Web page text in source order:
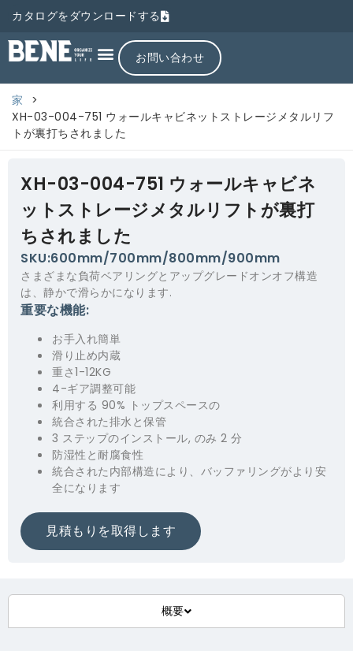
カタログをダウンロードする
お問い合わせ
家
>
XH-03-004-751 ウォールキャビネットストレージメタルリフ
トが裏打ちされました
XH-03-004-751 ウォールキャビネ
ットストレージメタルリフトが裏打
ちされました
SKU:600mm/700mm/800mm/900mm
さまざまな負荷ベアリングとアップグレードオンオフ構造
は、静かで滑らかになります.
重要な機能:
お手入れ簡単
滑り止め内蔵
重さ1-12KG
4-ギア調整可能
利用する 90% トップスペースの
統合された排水と保管
3 ステップのインストール, のみ 2 分
防湿性と耐腐食性
統合された内部構造により、バッファリングがより安
全になります
見積もりを取得します
概要